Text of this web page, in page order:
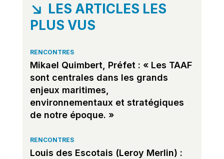
LES ARTICLES LES
PLUS VUS
RENCONTRES
Mikael Quimbert, Préfet : « Les TAAF
sont centrales dans les grands
enjeux maritimes,
environnementaux et stratégiques
de notre époque. »
RENCONTRES
Louis des Escotais (Leroy Merlin) :